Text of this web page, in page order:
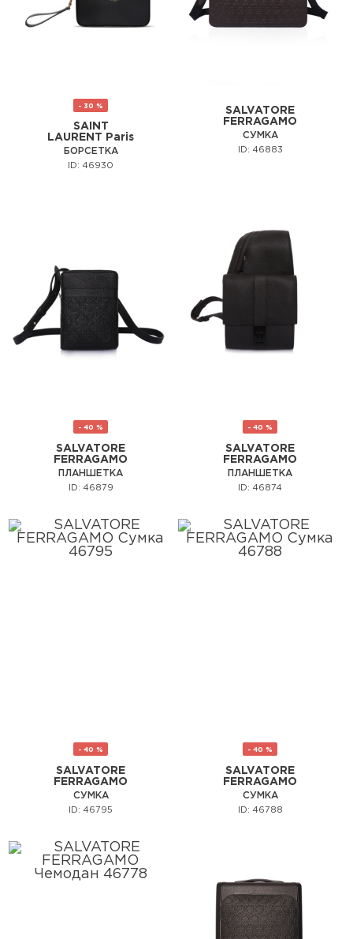
- 30 %
SAINT
LAURENT Paris
БОРСЕТКА
ID: 46930
SALVATORE
FERRAGAMO
СУМКА
ID: 46883
- 40 %
SALVATORE
FERRAGAMO
ПЛАНШЕТКА
ID: 46879
- 40 %
SALVATORE
FERRAGAMO
ПЛАНШЕТКА
ID: 46874
- 40 %
SALVATORE
FERRAGAMO
СУМКА
ID: 46795
- 40 %
SALVATORE
FERRAGAMO
СУМКА
ID: 46788